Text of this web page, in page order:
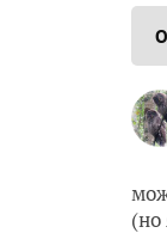
(но